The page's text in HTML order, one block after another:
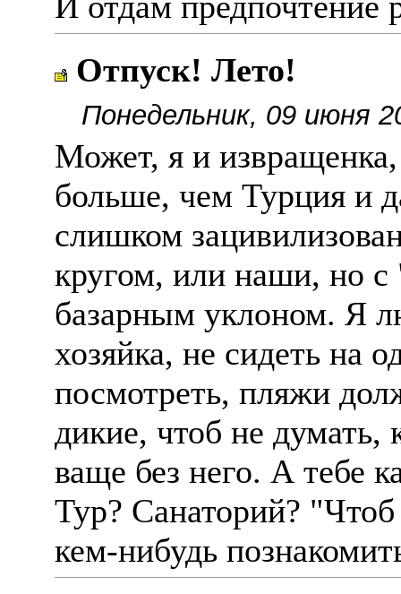
Отпуск! Лето!
Понедельник, 09 июня
Может, я и
больше, чем Турция и
слишком
кругом, или наши, но с
базарным уклоном. Я
хозяйка, не сидеть на
посмотреть, пляжи
дикие, чтоб не думать,
ваще без него. А тебе
Тур? Санаторий?
кем-нибудь